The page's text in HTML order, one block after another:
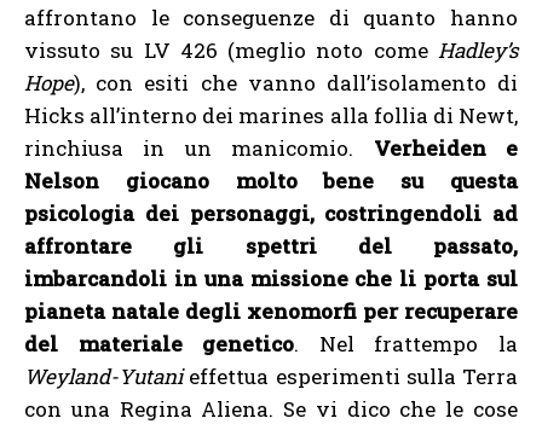
affrontano le conseguenze di quanto hanno
vissuto su LV 426 (meglio noto come Hadley’s
Hope), con esiti che vanno dall’isolamento di
Hicks all’interno dei marines alla follia di Newt,
rinchiusa in un manicomio. Verheiden e
Nelson giocano molto bene su questa
psicologia dei personaggi, costringendoli ad
affrontare gli spettri del passato,
imbarcandoli in una missione che li porta sul
pianeta natale degli xenomorfi per recuperare
del materiale genetico. Nel frattempo la
Weyland-Yutanieffettua esperimenti sulla Terra
con una Regina Aliena. Se vi dico che le cose